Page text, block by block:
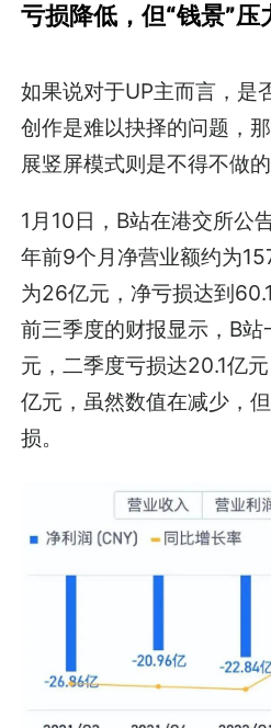
亏损降低，但“钱景”压
如果说对于UP主而言，是
创作是难以抉择的问题，
展竖屏模式则是不得不做的
1月10日，B站在港交所公
年前9个月净营业额约为
为26亿元，净亏损达到
前三季度的财报显示，B
元，二季度亏损达20.1亿
亿元，虽然数值在减少，
损。